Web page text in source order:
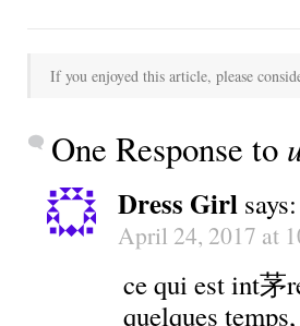
If you enjoyed this article, please
One Response to
Dress Girl says:
April 24, 2017 at
ce qui est int茅
quelques